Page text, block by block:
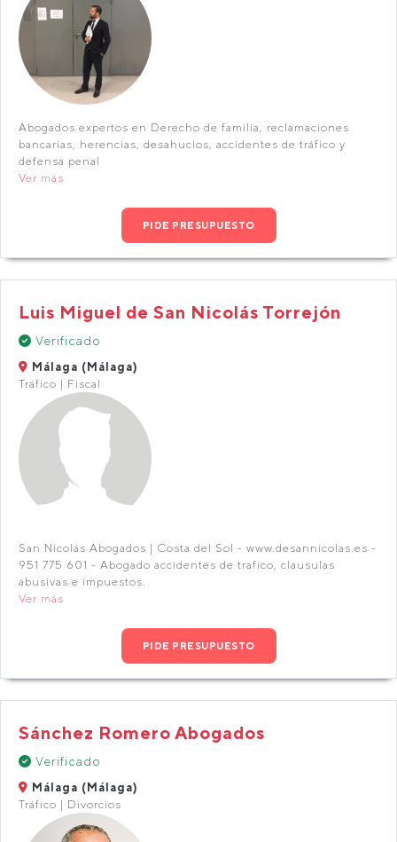
Abogados expertos en Derecho de familia, reclamaciones
bancarias, herencias, desahucios, accidentes de tráfico y
defensa penal
Ver más
PIDE PRESUPUESTO
Luis Miguel de San Nicolás Torrejón
Verificado
Málaga (Málaga)
Tráfico | Fiscal
San Nicolás Abogados | Costa del Sol - www.desannicolas.es -
951 775 601 - Abogado accidentes de trafico, clausulas
abusivas e impuestos.
Ver más
PIDE PRESUPUESTO
Sánchez Romero Abogados
Verificado
Málaga (Málaga)
Tráfico | Divorcios